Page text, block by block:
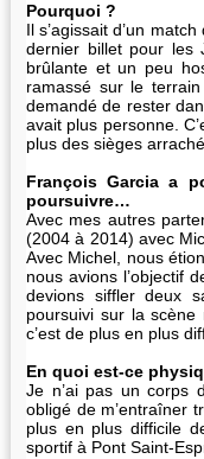
Pourquoi ?
Il s’agissait d’un
dernier billet pour les
brûlante et un peu
ramassé sur le
demandé de rester
avait plus personne.
plus des sièges
François Garcia a
poursuivre…
Avec mes autres
(2004 à 2014) avec
Avec Michel, nous
nous avions l’objectif
devions siffler deux
poursuivi sur la
c’est de plus en plus
En quoi est-ce
Je n’ai pas un corps
obligé de m’entraîner
plus en plus difficile
sportif à Pont Saint-